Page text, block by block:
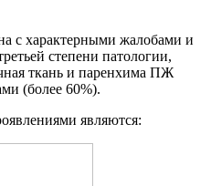
с характерными жалобами и
степени патологии,
ткань и паренхима ПЖ
(более 60%).
являются: